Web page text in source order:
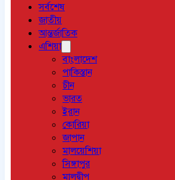
সর্বশেষ
জাতীয়
আন্তর্জাতিক
এশিয়া
বাংলাদেশ
পাকিস্তান
চীন
ভারত
ইরান
কোরিয়া
জাপান
মালয়েশিয়া
সিঙ্গাপুর
মালদ্বীপ